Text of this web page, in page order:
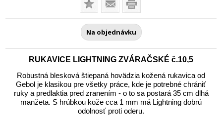
Na objednávku
RUKAVICE LIGHTNING ZVÁRAČSKÉ č.10,5
Robustná blesková štiepaná hovädzia kožená rukavica od
Gebol je klasikou pre všetky práce, kde je potrebné chrániť
ruky a predlaktia pred zranením - o to sa postará 35 cm dlhá
manžeta. S hrúbkou kože cca 1 mm má Lightning dobrú
odolnosť proti oderu.